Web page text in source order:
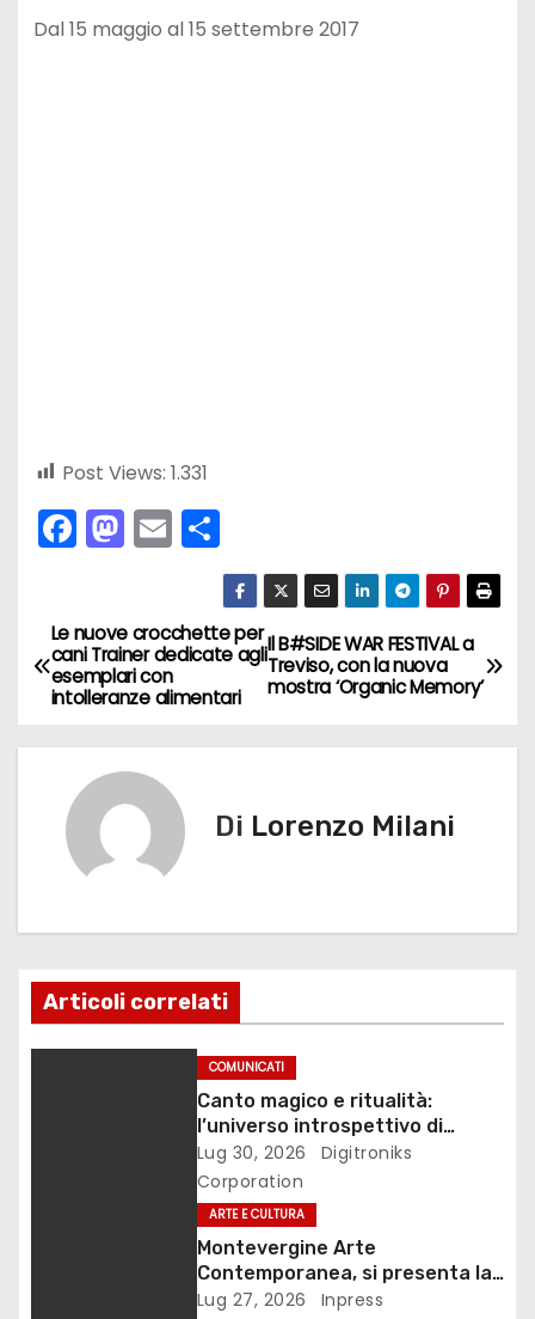
Dal 15 maggio al 15 settembre 2017
Post Views: 1.331
F
a
e
b
o
o
k
M
a
o
d
o
n
E
m
l
C
o
n
di
vi
di
N
a
v
o
Il B#SIDE WAR FESTIVAL a
Treviso, con la nuova
mostra ‘Organic Memory’
Le nuove crocchette per
cani Trainer dedicate agli
esemplari con
intolleranze alimentari
Di Lorenzo Milani
Articoli correlati
COMUNICATI
Canto magico e ritualità:
l’universo introspettivo di
Lilinanna
Lug 30, 2026
Digitroniks
Corporation
ARTE E CULTURA
Montevergine Arte
Contemporanea, si presenta la
monografia dedicata a Eliana
Lug 27, 2026 Inpress